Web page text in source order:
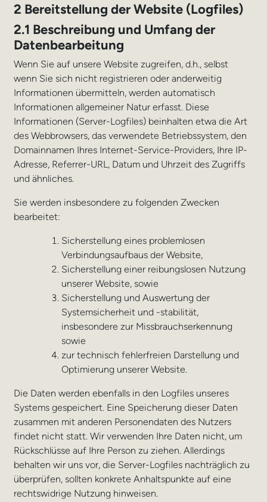
2 Bereitstellung der Website (Logfiles)
2.1 Beschreibung und Umfang der
Datenbearbeitung
Wenn Sie auf unsere Website zugreifen, d.h., selbst
wenn Sie sich nicht registrieren oder anderweitig
Informationen übermitteln, werden automatisch
Informationen allgemeiner Natur erfasst. Diese
Informationen (Server-Logfiles) beinhalten etwa die Art
des Webbrowsers, das verwendete Betriebssystem, den
Domainnamen Ihres Internet-Service-Providers, Ihre IP-
Adresse, Referrer-URL, Datum und Uhrzeit des Zugriffs
und ähnliches.
Sie werden insbesondere zu folgenden Zwecken
bearbeitet:
Sicherstellung eines problemlosen
Verbindungsaufbaus der Website,
Sicherstellung einer reibungslosen Nutzung
unserer Website, sowie
Sicherstellung und Auswertung der
Systemsicherheit und -stabilität,
insbesondere zur Missbrauchserkennung
sowie
zur technisch fehlerfreien Darstellung und
Optimierung unserer Website.
Die Daten werden ebenfalls in den Logfiles unseres
Systems gespeichert. Eine Speicherung dieser Daten
zusammen mit anderen Personendaten des Nutzers
findet nicht statt. Wir verwenden Ihre Daten nicht, um
Rückschlüsse auf Ihre Person zu ziehen. Allerdings
behalten wir uns vor, die Server-Logfiles nachträglich zu
überprüfen, sollten konkrete Anhaltspunkte auf eine
rechtswidrige Nutzung hinweisen.